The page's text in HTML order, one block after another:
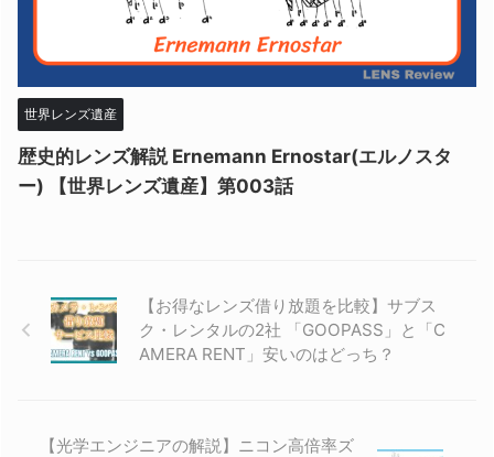
世界レンズ遺産
歴史的レンズ解説 Ernemann Ernostar(エルノスタ
ー) 【世界レンズ遺産】第003話
【お得なレンズ借り放題を比較】サブス
ク・レンタルの2社 「GOOPASS」と「C
AMERA RENT」安いのはどっち？
【光学エンジニアの解説】ニコン高倍率ズ